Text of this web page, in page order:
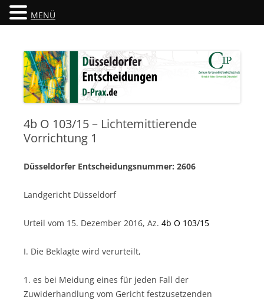
Düsseldorfer Entscheidungen
4b O 103/15 – Lichtemittierende
Vorrichtung 1
Düsseldorfer Entscheidungsnummer: 2606
Landgericht Düsseldorf
Urteil vom 15. Dezember 2016, Az. 4b O 103/15
I. Die Beklagte wird verurteilt,
1. es bei Meidung eines für jeden Fall der
Zuwiderhandlung vom Gericht festzusetzenden
MENÜ